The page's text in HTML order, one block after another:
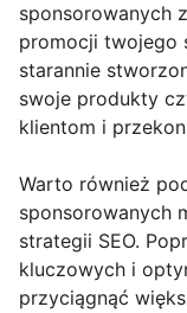
sponsorowanych
promocji twojego
starannie
swoje produkty
klientom i
Warto również
sponsorowanych
strategii SEO.
kluczowych i
przyciągnąć